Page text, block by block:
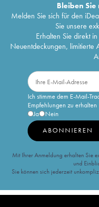
Bleiben
Melden Sie sich für den
Sie unsere
Erhalten Sie direkt
Neuentdeckungen, limitierte
Ich stimme dem E-Mail-
Empfehlungen zu erhalten
Ja
Nein
ABONNIEREN
Mit Ihrer Anmeldung erhalten Sie
und
Sie können sich jederzeit